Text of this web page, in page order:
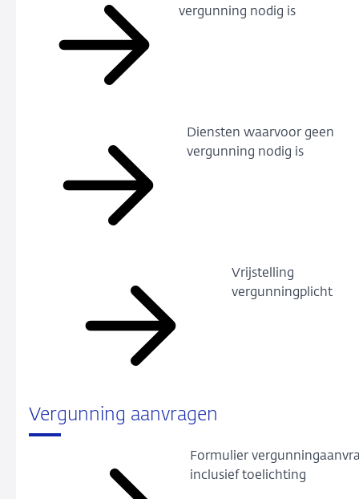
vergunning nodig is
Diensten waarvoor geen
vergunning nodig is
Vrijstelling
vergunningplicht
Vergunning aanvragen
Formulier
inclusief toelichting